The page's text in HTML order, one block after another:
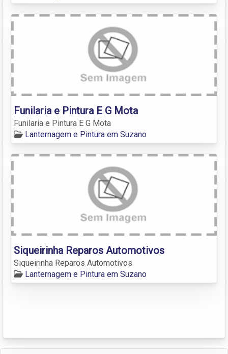
Funilaria e Pintura E G Mota
Funilaria e Pintura E G Mota
Lanternagem e Pintura em Suzano
Siqueirinha Reparos Automotivos
Siqueirinha Reparos Automotivos
Lanternagem e Pintura em Suzano